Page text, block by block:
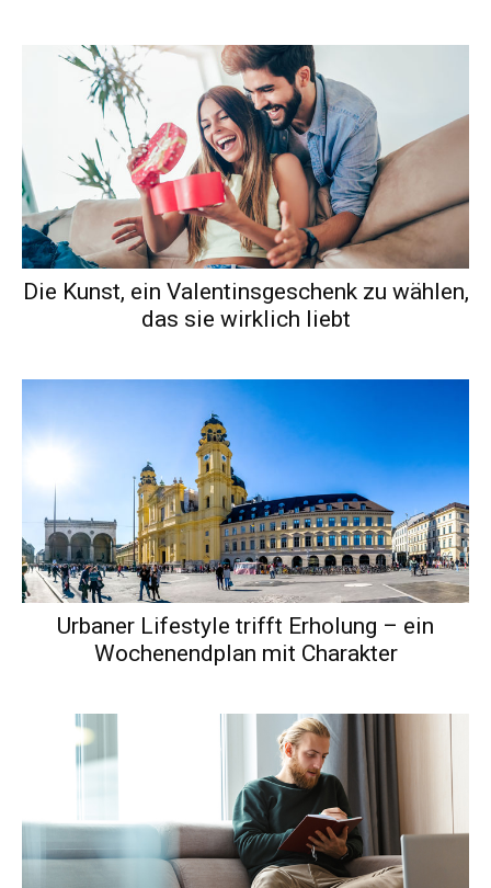
Die Kunst, ein Valentinsgeschenk zu wählen,
das sie wirklich liebt
Urbaner Lifestyle trifft Erholung – ein
Wochenendplan mit Charakter